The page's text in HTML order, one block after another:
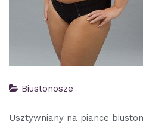
Biustonosze
Usztywniany na piance